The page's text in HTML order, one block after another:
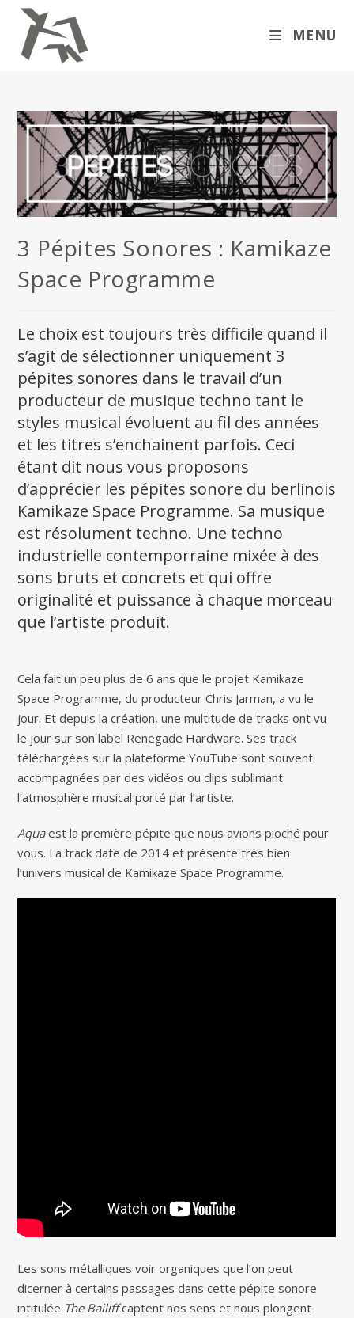
content
MENU
3 Pépites Sonores : Kamikaze
Space Programme
Le choix est toujours très difficile quand il
s’agit de sélectionner uniquement 3
pépites sonores dans le travail d’un
producteur de musique techno tant le
styles musical évoluent au fil des années
et les titres s’enchainent parfois. Ceci
étant dit nous vous proposons
d’apprécier les pépites sonore du berlinois
Kamikaze Space Programme. Sa musique
est résolument techno. Une techno
industrielle contemporraine mixée à des
sons bruts et concrets et qui offre
originalité et puissance à chaque morceau
que l’artiste produit.
Cela fait un peu plus de 6 ans que le projet Kamikaze
Space Programme, du producteur Chris Jarman, a vu le
jour. Et depuis la création, une multitude de tracks ont vu
le jour sur son label Renegade Hardware. Ses track
téléchargées sur la plateforme YouTube sont souvent
accompagnées par des vidéos ou clips sublimant
l’atmosphère musical porté par l’artiste.
Aquaest la première pépite que nous avions pioché pour
vous. La track date de 2014 et présente très bien
l’univers musical de Kamikaze Space Programme.
Les sons métalliques voir organiques que l’on peut
dicerner à certains passages dans cette pépite sonore
intitulée The Bailiffcaptent nos sens et nous plongent